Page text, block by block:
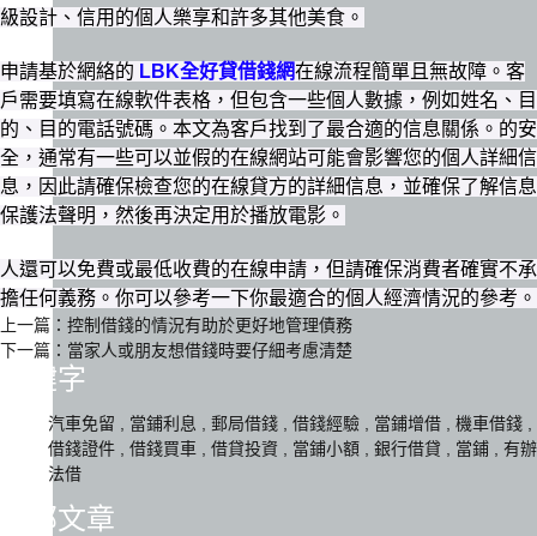
級設計、信用的個人樂享和許多其他美食。
申請基於網絡的 LBK全好貸借錢網在線流程簡單且無故障。客
戶需要填寫在線軟件表格，但包含一些個人數據，例如姓名、目
的、目的電話號碼。本文為客戶找到了最合適的信息關係。的安
全，通常有一些可以並假的在線網站可能會影響您的個人詳細信
息，因此請確保檢查您的在線貸方的詳細信息，並確保了解信息
保護法聲明，然後再決定用於播放電影。
人還可以免費或最低收費的在線申請，但請確保消費者確實不承
擔任何義務。你可以參考一下你最適合的個人經濟情況的參考。
上一篇： 控制借錢的情況有助於更好地管理債務
下一篇： 當家人或朋友想借錢時要仔細考慮清楚
關鍵字
汽車免留 當鋪利息 郵局借錢 借錢經驗 當鋪增借 機車借錢
借錢證件
借錢買車 借貸投資 當鋪小額 銀行借貸 當鋪
有辦
法借
全部文章